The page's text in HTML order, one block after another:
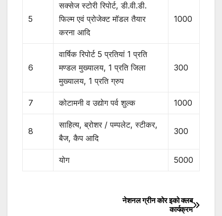
5
सक्सेज स्टोरी रिपोर्ट, डी.वी.डी.
फिल्म एवं प्रोजेक्ट मॉडल तैयार
करना आदि
1000
6
वार्षिक रिपोर्ट 5 प्रतियां 1 प्रति
मण्डल मुख्यालय, 1 प्रति जिला
मुख्यालय, 1 प्रति ग्रुप
300
7 कोटामनी व उद्योग पर्व शुल्क 1000
8
साहित्य, ब्रोशर / पम्पलेट, स्टीकर,
बैज, कैप आदि
300
योग 5000
नेशनल ग्रीन कोर इको क्लब
कार्यक्रम